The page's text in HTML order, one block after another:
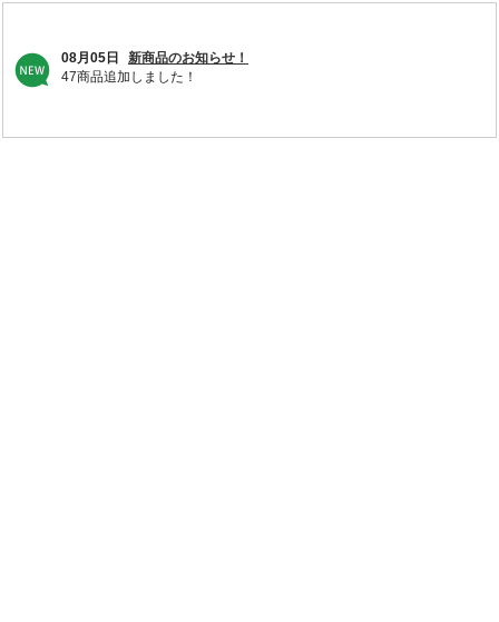
08月05日
新商品のお知らせ！
47商品追加しました！